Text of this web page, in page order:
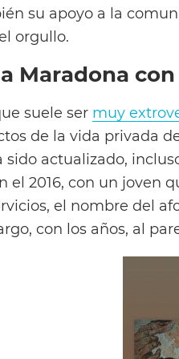
su apoyo a la
orgullo.
Maradona
suele ser muy
de la vida privada
sido actualizado,
el 2016, con un joven
el nombre del
con los años, al